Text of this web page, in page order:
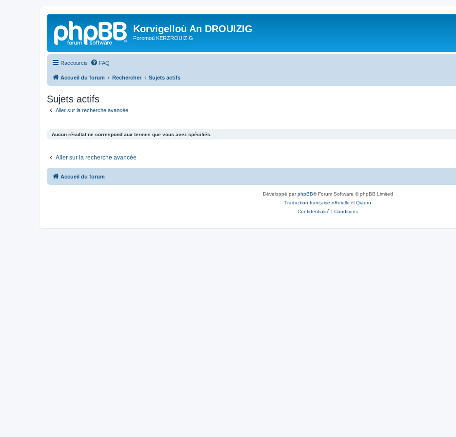
Korvigelloù An DROUIZIG
Foromoù KERZROUIZIG
Raccourcis FAQ
Accueil du forum Rechercher Sujets actifs
Sujets actifs
Aller sur la recherche avancée
Aucun résultat ne correspond aux termes que vous avez spécifiés.
Aller sur la recherche avancée
Accueil du forum
Développé parphpBB® Forum Software © phpBB Limited
Traduction française officielle ©Qiaeru
Confidentialité | Conditions